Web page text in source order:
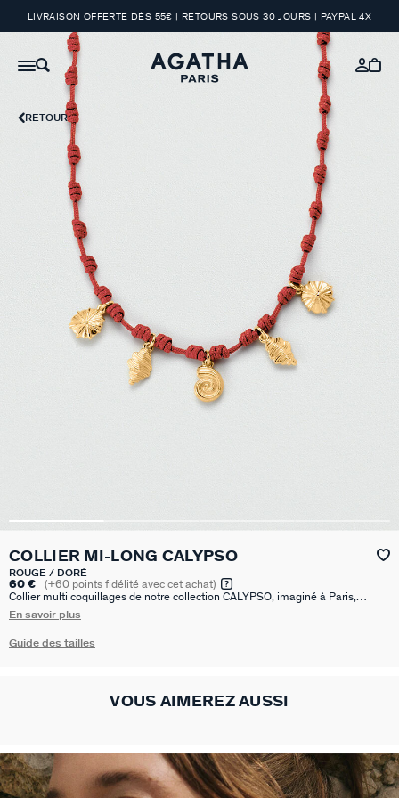
LIVRAISON OFFERTE DÈS 55€ | RETOURS SOUS 30 JOURS | PAYPAL 4X
RETOUR
COLLIER MI-LONG CALYPSO
ROUGE / DORÉ
60 € (+60 points fidélité avec cet achat)
Collier multi coquillages de notre collection CALYPSO, imaginé à Paris,
réalisé en laiton doré à l'or 750/1000e - 18 carats et corde terracotta en
mm auquel s’ajoute une rallonge de 50 mm
En savoir plus
Guide des tailles
VOUS AIMEREZ AUSSI